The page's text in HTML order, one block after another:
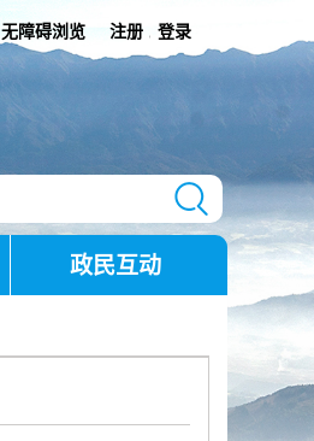
无障碍浏览 注册 登录
政民互动